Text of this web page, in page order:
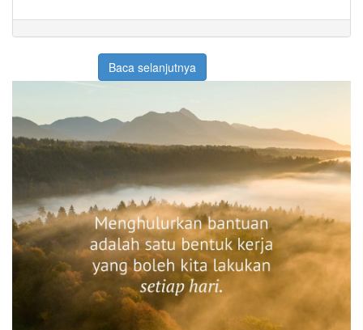
Baca selanjutnya